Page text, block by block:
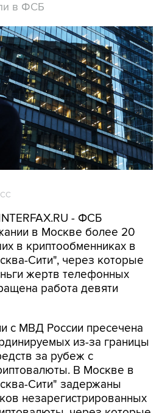
в ФСБ
- ФСБ
в Москве более 20
в криптообменниках в
Сити", через которые
жертв телефонных
работа девяти
с МВД России пресечена
из-за границы
за рубеж с
В Москве в
Сити" задержаны
незарегистрированных